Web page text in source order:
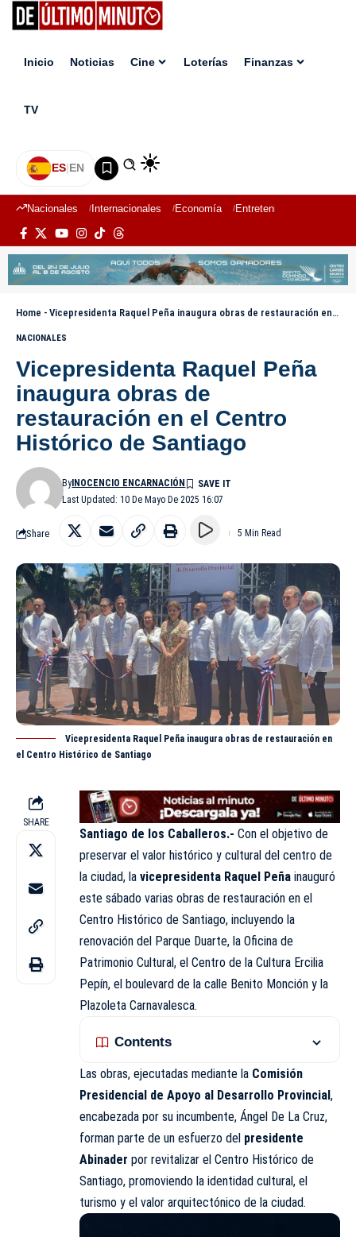
Inicio Noticias Cine Loterías Finanzas
TV
ES|EN
Nacionales Internacionales Economía Entretenimiento
Home - Vicepresidenta Raquel Peña inaugura obras de restauración en el Centro Histórico de Santiago
NACIONALES
Vicepresidenta Raquel Peña
inaugura obras de
restauración en el Centro
Histórico de Santiago
Last Updated: 10 De Mayo De 2025 16:07
ByINOCENCIO ENCARNACIÓN
Share 5 Min Read
Vicepresidenta Raquel Peña inaugura obras de restauración en
el Centro Histórico de Santiago
SHARE
Santiago de los Caballeros.- Con el objetivo de
preservar el valor histórico y cultural del centro de
la ciudad, la vicepresidenta Raquel Peña inauguró
este sábado varias obras de restauración en el
Centro Histórico de Santiago, incluyendo la
renovación del Parque Duarte, la Oficina de
Patrimonio Cultural, el Centro de la Cultura Ercilia
Pepín, el boulevard de la calle Benito Monción y la
Plazoleta Carnavalesca.
Contents
Las obras, ejecutadas mediante la Comisión
Presidencial de Apoyo al Desarrollo Provincial,
encabezada por su incumbente, Ángel De La Cruz,
forman parte de un esfuerzo del presidente
Abinader por revitalizar el Centro Histórico de
Santiago, promoviendo la identidad cultural, el
turismo y el valor arquitectónico de la ciudad.